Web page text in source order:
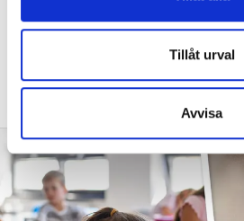
Tillåt urval
Avvisa
barn behöver
”Frågan är hur skolan kan ge
fler barn från början – inte hur de ska
anpassas till skolan”.